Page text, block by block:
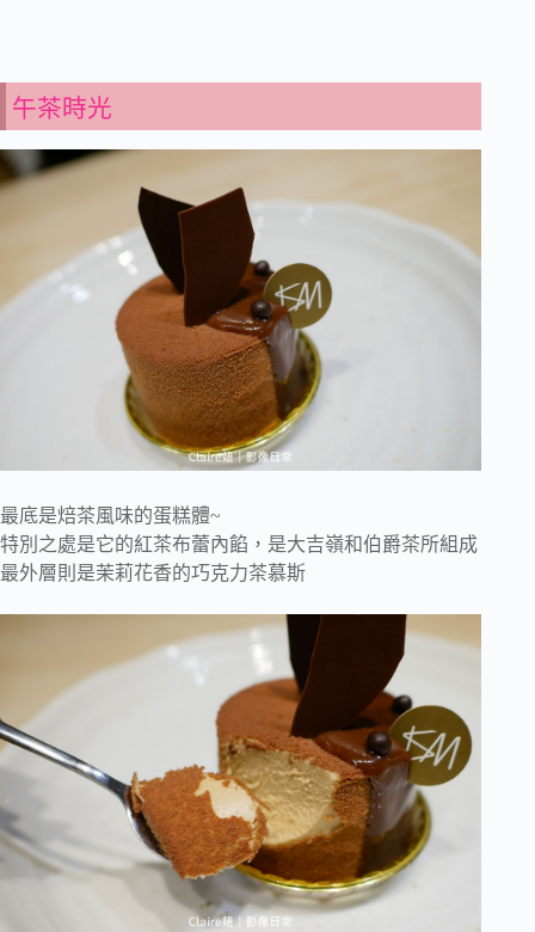
午茶時光
最底是焙茶風味的蛋糕體~
特別之處是它的紅茶布蕾內餡，是大吉嶺和伯爵茶所組成
最外層則是茉莉花香的巧克力茶慕斯